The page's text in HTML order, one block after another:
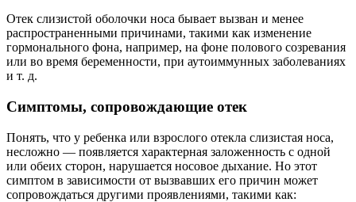
Отек слизистой оболочки носа бывает вызван и менее
распространенными причинами, такими как изменение
гормонального фона, например, на фоне полового созревания
или во время беременности, при аутоиммунных заболеваниях
и т. д.
Симптомы, сопровождающие отек
Понять, что у ребенка или взрослого отекла слизистая носа,
несложно — появляется характерная заложенность с одной
или обеих сторон, нарушается носовое дыхание. Но этот
симптом в зависимости от вызвавших его причин может
сопровождаться другими проявлениями, такими как: